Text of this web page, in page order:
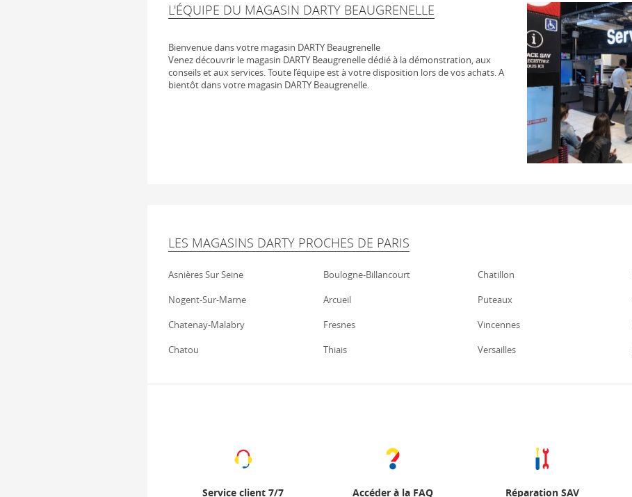
L'ÉQUIPE DU MAGASIN DARTY BEAUGRENELLE
Bienvenue dans votre magasin DARTY Beaugrenelle
Venez découvrir le magasin DARTY Beaugrenelle dédié à la démonstration, aux
conseils et aux services. Toute l’équipe est à votre disposition lors de vos achats. A
bientôt dans votre magasin DARTY Beaugrenelle.
LES MAGASINS DARTY PROCHES DE PARIS
Asnières Sur Seine Boulogne-Billancourt Chatillon
Nogent-Sur-Marne
Arcueil Puteaux
Chatenay-Malabry
Fresnes Vincennes
Chatou
Thiais Versailles
Service client 7/7 Accéder à la FAQ Réparation SAV